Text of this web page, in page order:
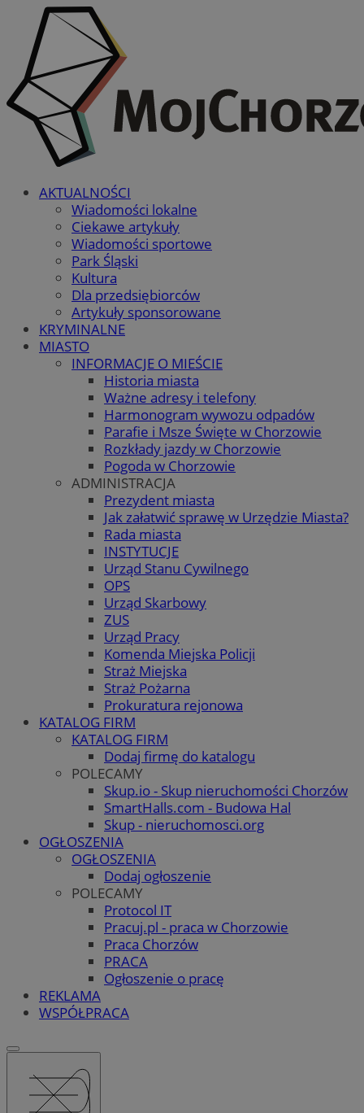
AKTUALNOŚCI
Wiadomości lokalne
Ciekawe artykuły
Wiadomości sportowe
Park Śląski
Kultura
Dla przedsiębiorców
Artykuły sponsorowane
KRYMINALNE
MIASTO
INFORMACJE O MIEŚCIE
Historia miasta
Ważne adresy i telefony
Harmonogram wywozu odpadów
Parafie i Msze Święte w Chorzowie
Rozkłady jazdy w Chorzowie
Pogoda w Chorzowie
ADMINISTRACJA
Prezydent miasta
Jak załatwić sprawę w Urzędzie Miasta?
Rada miasta
INSTYTUCJE
Urząd Stanu Cywilnego
OPS
Urząd Skarbowy
ZUS
Urząd Pracy
Komenda Miejska Policji
Straż Miejska
Straż Pożarna
Prokuratura rejonowa
KATALOG FIRM
KATALOG FIRM
Dodaj firmę do katalogu
POLECAMY
Skup.io - Skup nieruchomości Chorzów
SmartHalls.com - Budowa Hal
Skup - nieruchomosci.org
OGŁOSZENIA
OGŁOSZENIA
Dodaj ogłoszenie
POLECAMY
Protocol IT
Pracuj.pl - praca w Chorzowie
Praca Chorzów
PRACA
Ogłoszenie o pracę
REKLAMA
WSPÓŁPRACA